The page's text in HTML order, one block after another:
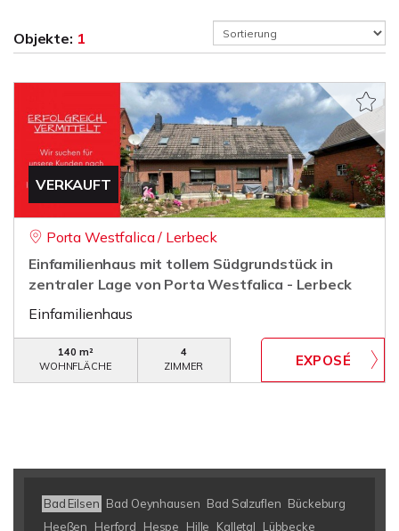
Objekte: 1
VERKAUFT
Porta Westfalica / Lerbeck
Einfamilienhaus mit tollem Südgrundstück in
zentraler Lage von Porta Westfalica - Lerbeck
Einfamilienhaus
140 m²
WOHNFLÄCHE
4
ZIMMER
Bad Eilsen Bad Oeynhausen Bad Salzuflen Bückeburg
Heeßen
Herford Hespe Hille Kalletal
Lübbecke